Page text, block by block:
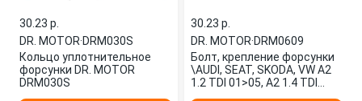
30.23 p.
DR. MOTOR·DRM030S
Кольцо уплотнительное
форсунки DR. MOTOR
DRM030S
30.23 p.
DR. MOTOR·DRM0609
Болт, крепление форсунки
\AUDI, SEAT, SKODA, VW A2
1.2 TDI 01>05, A2 1.4 TDI